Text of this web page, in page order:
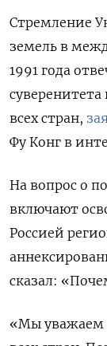
Стремление
земель в
1991 года
всех стран,
Фу Конг в
На вопрос о
включают
Россией
сказал:
«Мы уважаем